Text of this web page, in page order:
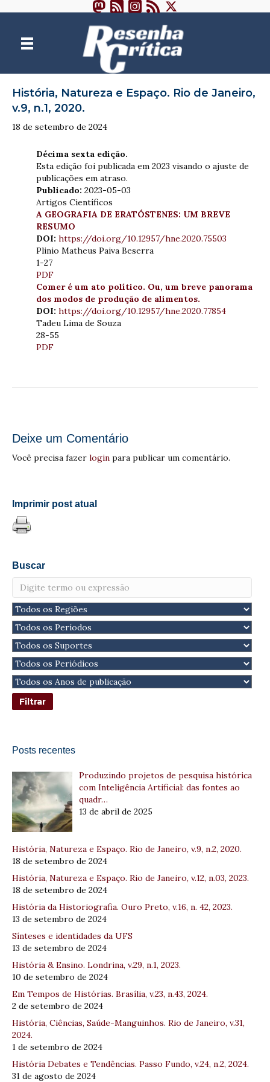
História, Natureza e Espaço. Rio de Janeiro,
v.9, n.1, 2020.
18 de setembro de 2024
Décima sexta edição.
Esta edição foi publicada em 2023 visando o ajuste de
publicações em atraso.
Publicado: 2023-05-03
Artigos Científicos
A GEOGRAFIA DE ERATÓSTENES: UM BREVE
RESUMO
DOI: https://doi.org/10.12957/hne.2020.75503
Plinio Matheus Paiva Beserra
1-27
PDF
Comer é um ato político. Ou, um breve panorama
dos modos de produção de alimentos.
DOI: https://doi.org/10.12957/hne.2020.77854
Tadeu Lima de Souza
28-55
PDF
Deixe um Comentário
Você precisa fazer login para publicar um comentário.
Imprimir post atual
Buscar
Posts recentes
Produzindo projetos de pesquisa histórica
com Inteligência Artificial: das fontes ao
quadr…
13 de abril de 2025
História, Natureza e Espaço. Rio de Janeiro, v.9, n.2, 2020.
18 de setembro de 2024
História, Natureza e Espaço. Rio de Janeiro, v.12, n.03, 2023.
18 de setembro de 2024
História da Historiografia. Ouro Preto, v.16, n. 42, 2023.
13 de setembro de 2024
Sínteses e identidades da UFS
13 de setembro de 2024
História & Ensino. Londrina, v.29, n.1, 2023.
10 de setembro de 2024
Em Tempos de Histórias. Brasília, v.23, n.43, 2024.
2 de setembro de 2024
História, Ciências, Saúde-Manguinhos. Rio de Janeiro, v.31,
2024.
1 de setembro de 2024
História Debates e Tendências. Passo Fundo, v.24, n.2, 2024.
31 de agosto de 2024